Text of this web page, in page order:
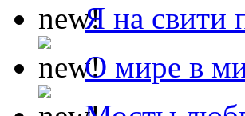
Я на свити
О мире в